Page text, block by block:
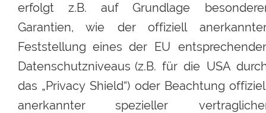
erfolgt
z.B. auf Grundlage
Garantien,
wie der offiziell
Feststellung eines der EU
Datenschutzniveaus (z.B. für die USA
das „Privacy Shield“) oder Beachtung
anerkannter
spezieller